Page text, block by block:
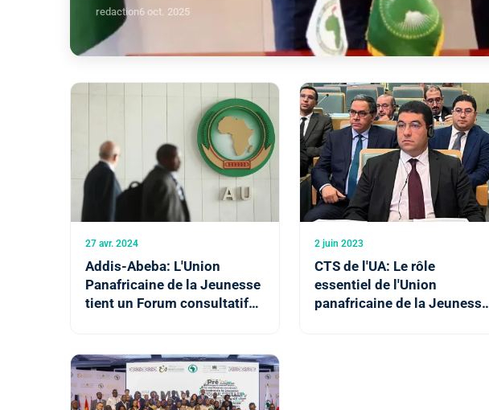
redaction6 oct. 2025
27 avr. 2024
Addis-Abeba: L'Union
Panafricaine de la Jeunesse
tient un Forum consultatif
2 juin 2023
CTS de l'UA: Le rôle
essentiel de l'Union
panafricaine de la Jeunesse